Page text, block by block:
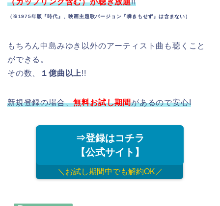
（※1975年版『時代』、映画主題歌バージョン『瞬きもせず』は含まない）
もちろん中島みゆき以外のアーティスト曲も聴くこと
ができる。
その数、
１億曲以上!!
新規登録の場合、無料お試し期間があるので安心!
⇒登録はコチラ
【公式サイト】
＼お試し期間中でも解約OK／